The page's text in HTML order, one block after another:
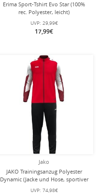
Erima Sport-Tshirt Evo Star (100%
rec. Polyester, leicht)
navyblau/limegrün Kinder
UVP: 29,99€
17,99€
Jako
JAKO Trainingsanzug Polyester
Dynamic (Jacke und Hose, sportiver
Schnitt) rot/weiss/dunkelrot Kinder
UVP: 74,98€